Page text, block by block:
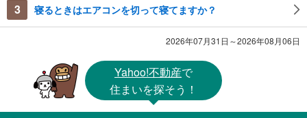
3 寝るときはエアコンを切って寝てますか？
2026年07月31日～2026年08月06日
Yahoo!不動産で
住まいを探そう！